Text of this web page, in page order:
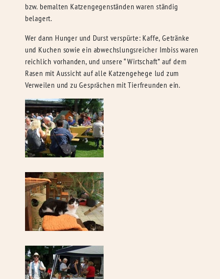
bzw. bemalten Katzengegenständen waren ständig
belagert.
Wer dann Hunger und Durst verspürte: Kaffe, Getränke
und Kuchen sowie ein abwechslungsreicher Imbiss waren
reichlich vorhanden, und unsere “Wirtschaft” auf dem
Rasen mit Aussicht auf alle Katzengehege lud zum
Verweilen und zu Gesprächen mit Tierfreunden ein.